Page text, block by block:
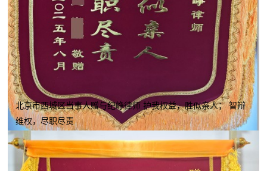
北京市西城区当事人赠与纪峥律师 护我权益，胜似亲人； 智辩
维权，尽职尽责